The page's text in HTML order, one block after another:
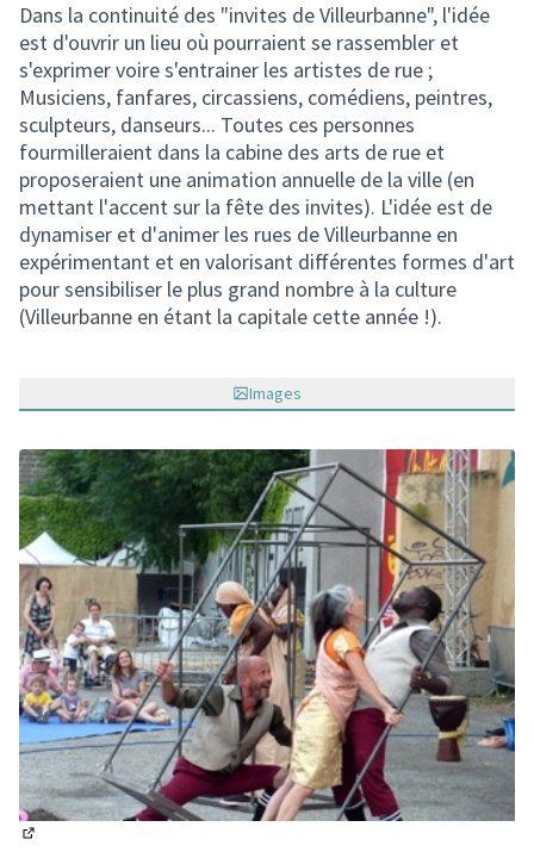
Dans la continuité des "invites de Villeurbanne", l'idée
est d'ouvrir un lieu où pourraient se rassembler et
s'exprimer voire s'entrainer les artistes de rue ;
Musiciens, fanfares, circassiens, comédiens, peintres,
sculpteurs, danseurs... Toutes ces personnes
fourmilleraient dans la cabine des arts de rue et
proposeraient une animation annuelle de la ville (en
mettant l'accent sur la fête des invites). L'idée est de
dynamiser et d'animer les rues de Villeurbanne en
expérimentant et en valorisant différentes formes d'art
pour sensibiliser le plus grand nombre à la culture
(Villeurbanne en étant la capitale cette année !).
Images